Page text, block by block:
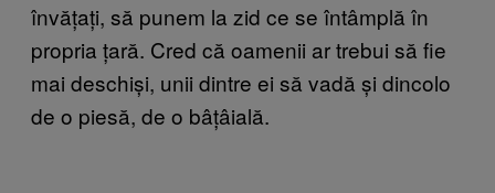
învățați, să punem la zid ce se întâmplă în
propria țară. Cred că oamenii ar trebui să fie
mai deschiși, unii dintre ei să vadă și dincolo
de o piesă, de o bâțâială.